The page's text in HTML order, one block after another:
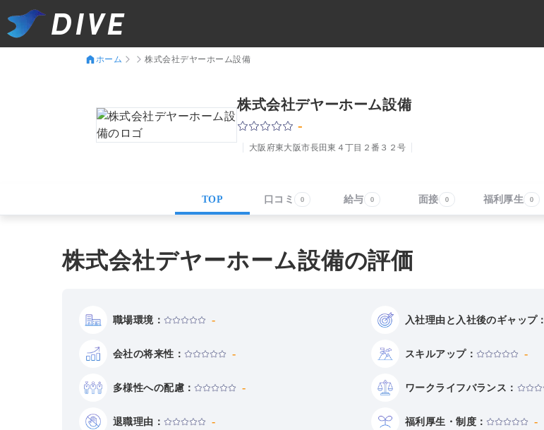
ホーム 株式会社デヤーホーム設備
株式会社デヤーホーム設備
-
大阪府東大阪市長田東４丁目２番３２号
TOP 口コミ 0 給与 0 面接 0 福利厚生 0
株式会社デヤーホーム設備の評価
職場環境： - 入社理由と 入社後のギャップ：
会社の将来性： - スキルアップ： -
多様性への配慮： - ワークライフバランス：
退職理由： - 福利厚生・制度： -